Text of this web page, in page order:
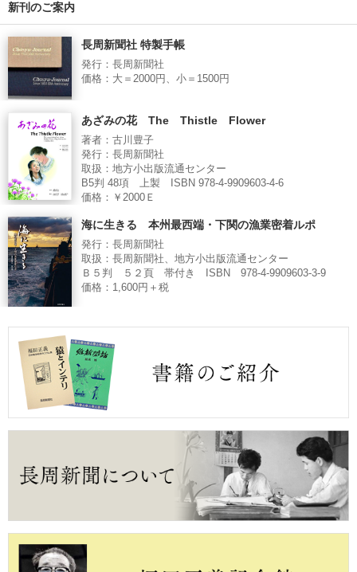
新刊のご案内
長周新聞社 特製手帳
発行：長周新聞社
価格：大＝2000円、小＝1500円
あざみの花 The Thistle Flower
著者：古川豊子
発行：長周新聞社
取扱：地方小出版流通センター
B5判 48項 上製 ISBN 978-4-9909603-4-6
価格：￥2000Ｅ
海に生きる 本州最西端・下関の漁業密着ルポ
発行：長周新聞社
取扱：長周新聞社、地方小出版流通センター
Ｂ５判 ５２頁 帯付き ISBN 978-4-9909603-3-9
価格：1,600円＋税